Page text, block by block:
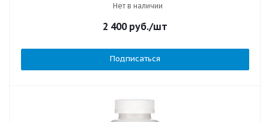
Нет в наличии
2 400руб./шт
Подписаться